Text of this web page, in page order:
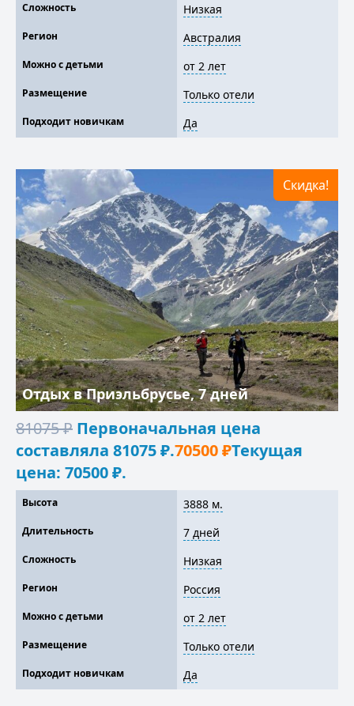
Сложность Низкая
Регион Австралия
Можно с детьми от 2 лет
Размещение Только отели
Подходит новичкам Да
Скидка!
Отдых в Приэльбрусье, 7 дней
81075₽ Первоначальная цена
составляла 81075 ₽.70500₽Текущая
цена: 70500 ₽.
Высота 3888 м.
Длительность 7 дней
Сложность Низкая
Регион Россия
Можно с детьми от 2 лет
Размещение Только отели
Подходит новичкам Да